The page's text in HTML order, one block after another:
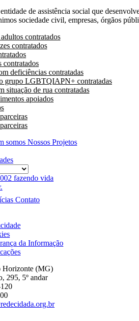
de assistência social que
sociedade civil, empresas, órgãos
contratados
contratados
contratados
deficiências contratadas
grupo LGBTQIAPN+ contratadas
situação de rua contratadas
apoiados
somos Nossos Projetos
fazendo vida
Contato
da Informação
Horizonte (MG)
295, 5º andar